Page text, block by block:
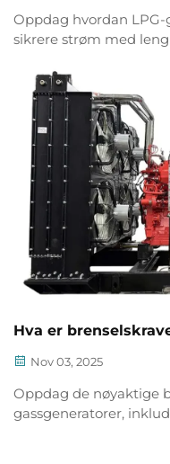
Oppdag hvordan
sikrere strøm med
skal bruke en i dag.
Hva er
Nov 03, 2025
Oppdag de nøyaktige
gassgeneratorer,